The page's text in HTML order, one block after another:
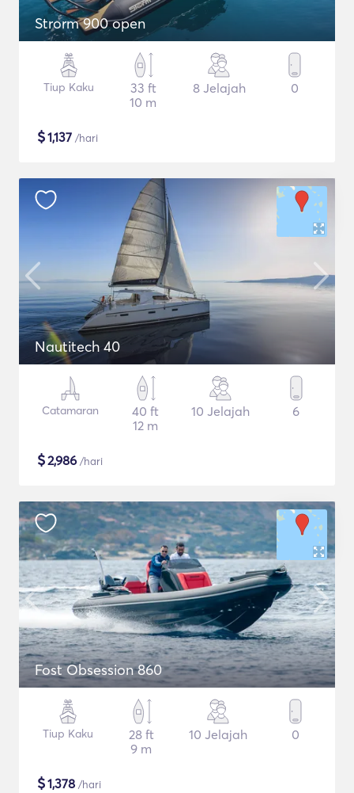
Strorm 900 open
Tiup Kaku
33 ft
10 m
8 Jelajah 0
$1,137 /hari
Nautitech 40
Catamaran
40 ft
12 m
10 Jelajah 6
$2,986 /hari
Fost Obsession 860
Tiup Kaku
28 ft
9 m
10 Jelajah 0
$1,378 /hari